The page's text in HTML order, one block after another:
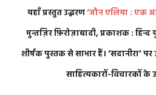
यहाँ प्रस्तुत उद्धरण‘जौन एलिया : एक
मुन्तज़िर फ़िरोज़ाबादी, प्रकाशक :
शीर्षक पुस्तक से साभार हैं।‘सदानीरा’
साहित्यकारों-विचारकों के